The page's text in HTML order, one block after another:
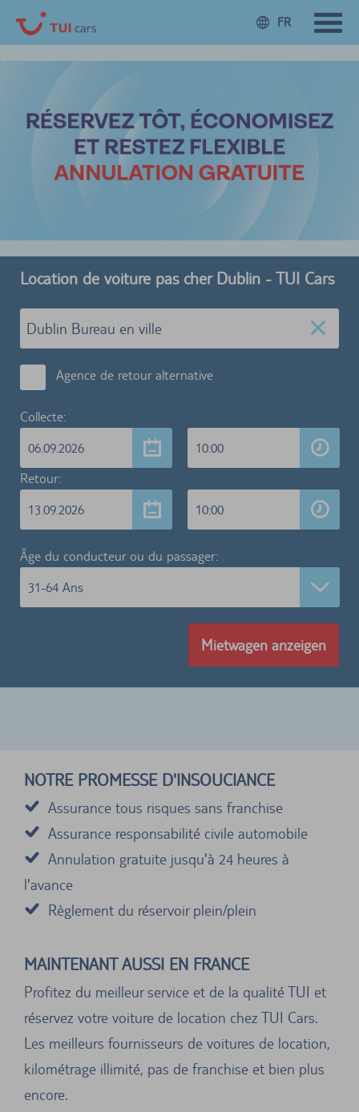
FR
Location de voiture pas cher Dublin - TUI Cars
Agence de retour alternative
Collecte:
06.09.2026
10:00
Retour:
13.09.2026
10:00
Âge du conducteur ou du passager:
31-64 Ans
Mietwagen anzeigen
NOTRE PROMESSE D'INSOUCIANCE
Assurance tous risques sans franchise
Assurance responsabilité civile automobile
Annulation gratuite jusqu'à 24 heures à
l'avance
Règlement du réservoir plein/plein
MAINTENANT AUSSI EN FRANCE
Profitez du meilleur service et de la qualité TUI et
réservez votre voiture de location chez TUI Cars.
Les meilleurs fournisseurs de voitures de location,
kilométrage illimité, pas de franchise et bien plus
encore.